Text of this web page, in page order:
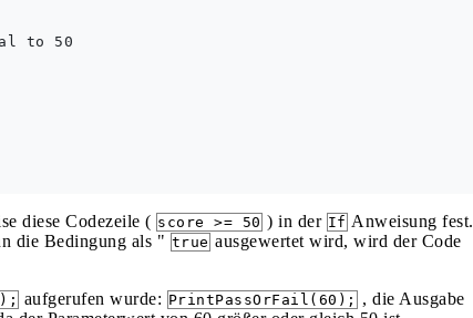
to 50
diese Codezeile ( score >= 50 ) in der If Anweisung fest.
die Bedingung als " true ausgewertet wird, wird der Code
aufgerufen wurde: PrintPassOrFail(60);
, die Ausgabe